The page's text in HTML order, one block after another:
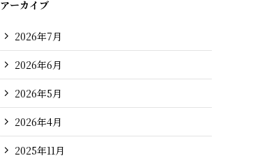
アーカイブ
2026年7月
2026年6月
2026年5月
2026年4月
2025年11月